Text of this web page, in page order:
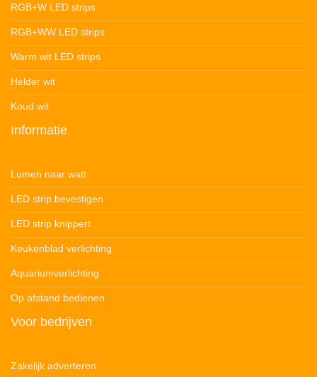
RGB+W LED strips
RGB+WW LED strips
Warm wit LED strips
Helder wit
Koud wit
Informatie
Lumen naar watt
LED strip bevestigen
LED strip knippert
Keukenblad verlichting
Aquariumverlichting
Op afstand bedienen
Voor bedrijven
Zakelijk adverteren